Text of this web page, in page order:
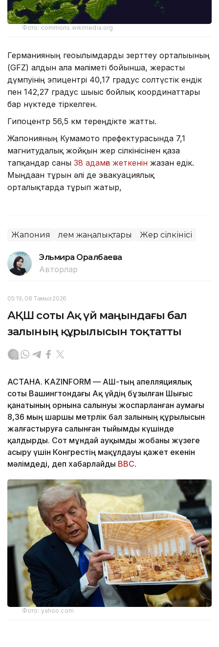
Фото: commons.wikimedia.org
Германияның геоғылымдарды зерттеу орталығының
(GFZ) алдын ала мәліметі бойынша, жерасты
дүмпуінің эпицентрі 40,17 градус солтүстік ендік
пен 142,27 градус шығыс бойлық координаттары
бар нүктеде тіркелген.
Гипоцентр 56,5 км тереңдікте жатты.
Жапонияның Кумамото префектурасында 7,1
магнитудалық жойқын жер сілкінісінен қаза
тапқандар саны 38 адамға жеткенін жазған едік.
Мыңдаған тұрғын әлі де эвакуациялық
орталықтарда тұрып жатыр,
Жапония Әлем жаңалықтары Жер сілкінісі
Эльмира Оралбаева
Авторлар
05:19, 08 Тамыз 2026
АҚШ соты Ақ үй маңындағы бал
залының құрылысын тоқтатты
АСТАНА. KAZINFORM — АҚШ-тың апелляциялық
соты Вашингтондағы Ақ үйдің бұзылған Шығыс
қанатының орнына салынуы жоспарланған аумағы
8,36 мың шаршы метрлік бал залының құрылысын
жалғастыруға салынған тыйымды күшінде
қалдырды. Сот мұндай ауқымды жобаны жүзеге
асыру үшін Конгрестің мақұлдауы қажет екенін
мәлімдеді, деп хабарлайды BBC.
Фото: yahoo.com